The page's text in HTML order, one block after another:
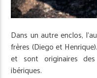
Dans un autre enclos,
frères (Diego et
et sont originaires
ibériques.